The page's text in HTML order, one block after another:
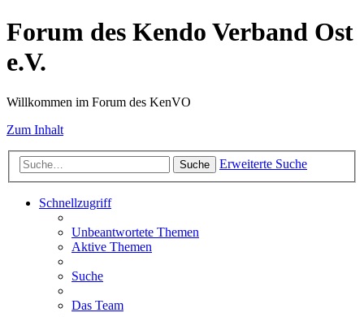
Forum des Kendo Verband Ost
e.V.
Willkommen im Forum des KenVO
Zum Inhalt
Suche Erweiterte Suche
Schnellzugriff
Unbeantwortete Themen
Aktive Themen
Suche
Das Team